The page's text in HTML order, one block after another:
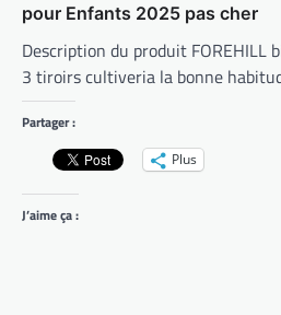
pour Enfants 2025 pas cher
Description du produit FOREHILL
3 tiroirs cultiveria la bonne
Partager :
Plus
J’aime ça :